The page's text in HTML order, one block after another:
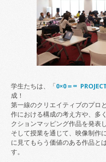
学生たちは、「0×0＝∞
成！
第一線のクリエイティブのプロ
作における構成の考え方や、多
クションマッピング作品を発表し
そして授業を通じて、映像制作
に見てもらう価値のある作品と
す。